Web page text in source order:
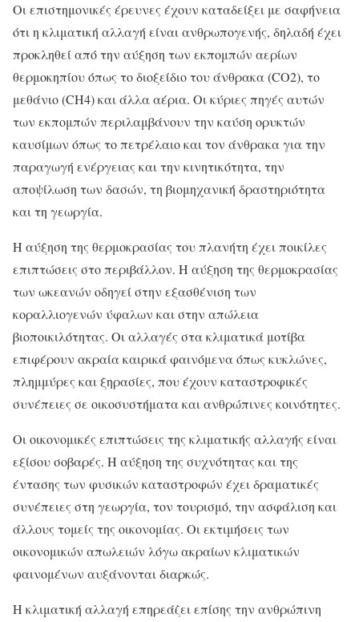
Οι επιστημονικές έρευνες έχουν καταδείξει με σαφήνεια
ότι η κλιματική αλλαγή είναι ανθρωπογενής, δηλαδή έχει
προκληθεί από την αύξηση των εκπομπών αερίων
θερμοκηπίου όπως το διοξείδιο του άνθρακα (CO2), το
μεθάνιο (CH4) και άλλα αέρια. Οι κύριες πηγές αυτών
των εκπομπών περιλαμβάνουν την καύση ορυκτών
καυσίμων όπως το πετρέλαιο και τον άνθρακα για την
παραγωγή ενέργειας και την κινητικότητα, την
αποψίλωση των δασών, τη βιομηχανική δραστηριότητα
και τη γεωργία.
Η αύξηση της θερμοκρασίας του πλανήτη έχει ποικίλες
επιπτώσεις στο περιβάλλον. Η αύξηση της θερμοκρασίας
των ωκεανών οδηγεί στην εξασθένιση των
κοραλλιογενών ύφαλων και στην απώλεια
βιοποικιλότητας. Οι αλλαγές στα κλιματικά μοτίβα
επιφέρουν ακραία καιρικά φαινόμενα όπως κυκλώνες,
πλημμύρες και ξηρασίες, που έχουν καταστροφικές
συνέπειες σε οικοσυστήματα και ανθρώπινες κοινότητες.
Οι οικονομικές επιπτώσεις της κλιματικής αλλαγής είναι
εξίσου σοβαρές. Η αύξηση της συχνότητας και της
έντασης των φυσικών καταστροφών έχει δραματικές
συνέπειες στη γεωργία, τον τουρισμό, την ασφάλιση και
άλλους τομείς της οικονομίας. Οι εκτιμήσεις των
οικονομικών απωλειών λόγω ακραίων κλιματικών
φαινομένων αυξάνονται διαρκώς.
Η κλιματική αλλαγή επηρεάζει επίσης την ανθρώπινη